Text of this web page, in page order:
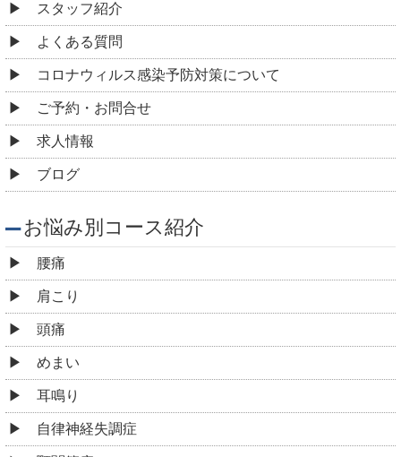
スタッフ紹介
よくある質問
コロナウィルス感染予防対策について
ご予約・お問合せ
求人情報
ブログ
お悩み別コース紹介
腰痛
肩こり
頭痛
めまい
耳鳴り
自律神経失調症